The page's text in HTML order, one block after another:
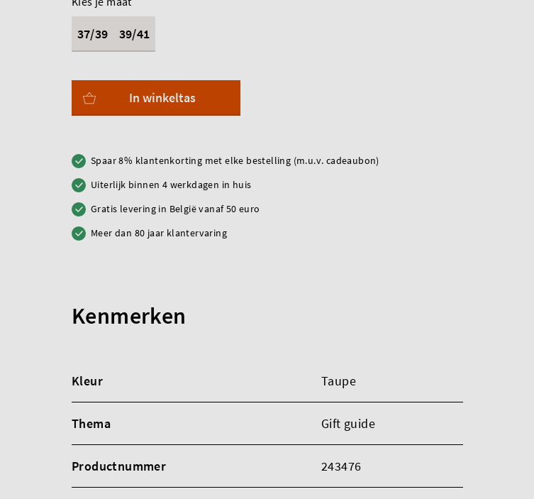
37/39 39/41
In winkeltas
Spaar 8% klantenkorting met elke bestelling (m.u.v. cadeaubon)
Uiterlijk binnen 4 werkdagen in huis
Gratis levering in België vanaf 50 euro
Meer dan 80 jaar klantervaring
Kenmerken
Kleur Taupe
Thema Gift guide
Productnummer 243476